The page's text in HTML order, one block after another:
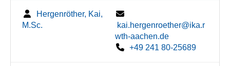
Hergenröther, Kai,
M.Sc.
kai.hergenroether@ika.r
wth-aachen.de
+49 241 80-25689